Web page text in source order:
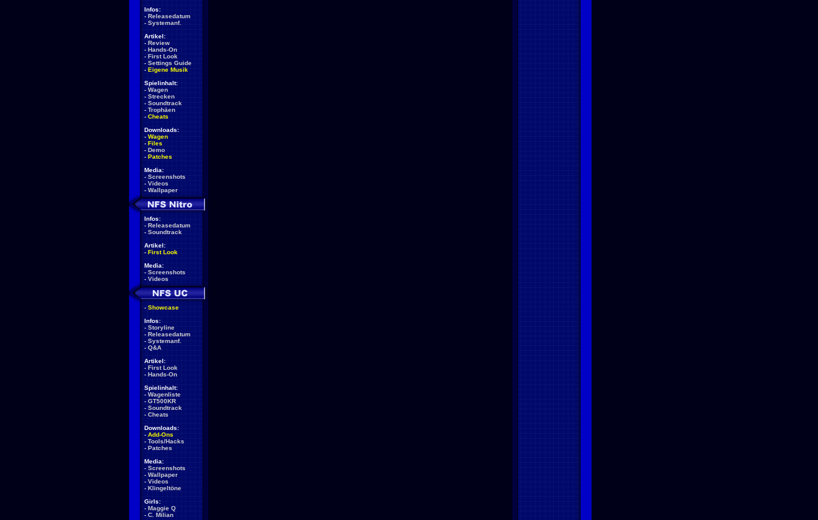
Infos:
- Releasedatum
- Systemanf.
Artikel:
- Review
- Hands-On
- First Look
- Settings Guide
- Eigene Musik
Spielinhalt:
- Wagen
- Strecken
- Soundtrack
- Trophäen
- Cheats
Downloads:
- Wagen
- Files
- Demo
- Patches
Media:
- Screenshots
- Videos
- Wallpaper
Infos:
- Releasedatum
- Soundtrack
Artikel:
- First Look
Media:
- Screenshots
- Videos
- Showcase
Infos:
- Storyline
- Releasedatum
- Systemanf.
- Q&A
Artikel:
- First Look
- Hands-On
Spielinhalt:
- Wagenliste
- GT500KR
- Soundtrack
- Cheats
Downloads:
- Add-Ons
- Tools/Hacks
- Patches
Media:
- Screenshots
- Wallpaper
- Videos
- Klingeltöne
Girls:
- Maggie Q
- C. Milian